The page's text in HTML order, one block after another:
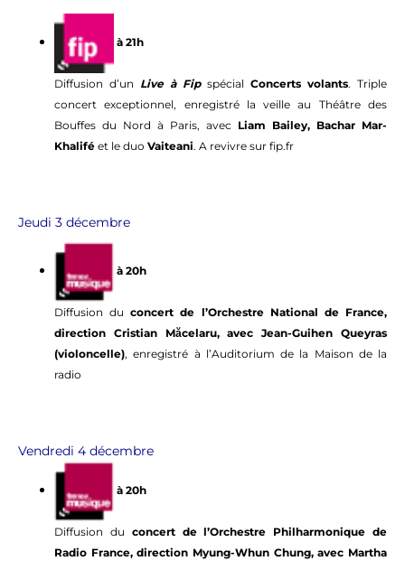
à 21h
Diffusion d’un Live à Fip spécial Concerts volants. Triple
concert exceptionnel, enregistré la veille au Théâtre des
Bouffes du Nord à Paris, avec Liam Bailey, Bachar Mar-
Khalifé et le duo Vaiteani. A revivre sur fip.fr
Jeudi 3 décembre
à 20h
Diffusion duconcert de l’Orchestre National de France,
direction Cristian Măcelaru, avec Jean-Guihen Queyras
(violoncelle), enregistré à l’Auditorium de la Maison de la
radio
Vendredi 4 décembre
à 20h
Diffusion du concert de l’Orchestre Philharmonique de
Radio France, direction Myung-Whun Chung, avec Martha